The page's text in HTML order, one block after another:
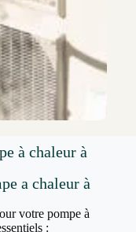
à chaleur à
a chaleur à
votre pompe à
: